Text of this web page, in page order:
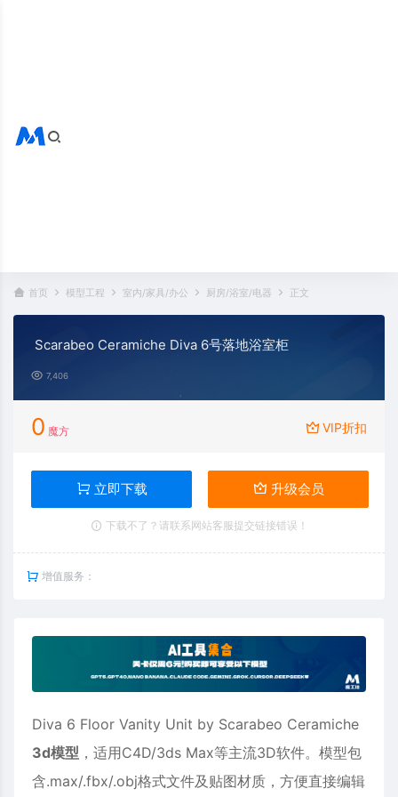
首页 模型工程 室内/家具/办公 厨房/浴室/电器 正文
Scarabeo Ceramiche Diva 6号落地浴室柜
7,406
0 魔方 VIP折扣
立即下载 升级会员
下载不了？请联系网站客服提交链接错误！
增值服务：
Diva 6 Floor Vanity Unit by Scarabeo Ceramiche
3d模型 ，适用C4D/3ds Max等主流3D软件。模型包
含.max/.fbx/.obj格式文件及贴图材质，方便直接编辑